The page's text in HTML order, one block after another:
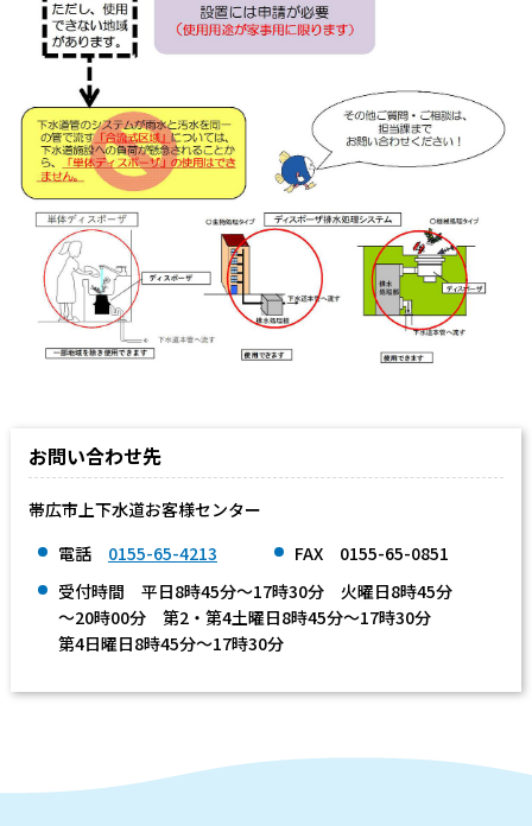
お問い合わせ先
帯広市上下水道お客様センター
電話 0155-65-4213
FAX 0155-65-0851
受付時間 平日8時45分～17時30分 火曜日8時45分
～20時00分 第2・第4土曜日8時45分～17時30分
第4日曜日8時45分～17時30分